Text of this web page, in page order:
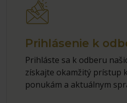
Prihlásenie k
Prihláste sa k odberu
získajte okamžitý prístup
ponukám a aktuálnym